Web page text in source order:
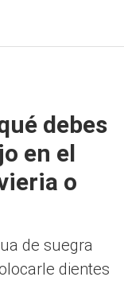
debes
en el
o
de suegra
dientes